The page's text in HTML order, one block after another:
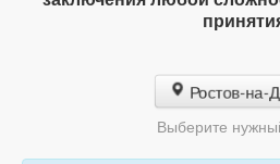
Ростов-на-
Выберите